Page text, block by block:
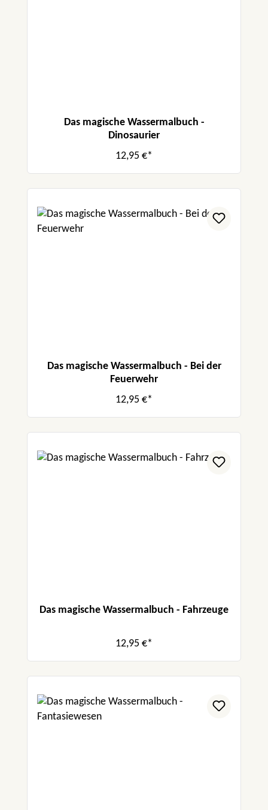
Das magische Wassermalbuch -
Dinosaurier
12,95 €*
Das magische Wassermalbuch - Bei der
Feuerwehr
12,95 €*
Das magische Wassermalbuch - Fahrzeuge
12,95 €*